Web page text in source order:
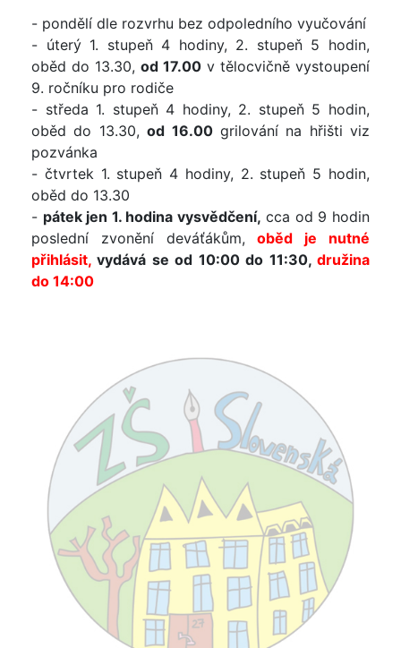
- pondělí dle rozvrhu bez odpoledního vyučování
- úterý 1. stupeň 4 hodiny, 2. stupeň 5 hodin,
oběd do 13.30, od 17.00 v tělocvičně vystoupení
9. ročníku pro rodiče
- středa 1. stupeň 4 hodiny, 2. stupeň 5 hodin,
oběd do 13.30,od 16.00grilování na hřišti viz
pozvánka
- čtvrtek 1. stupeň 4 hodiny, 2. stupeň 5 hodin,
oběd do 13.30
- pátek jen 1. hodina vysvědčení, cca od 9 hodin
poslední zvonění deváťákům,oběd je nutné
přihlásit, vydává se od 10:00 do 11:30, družina
do 14:00